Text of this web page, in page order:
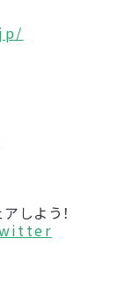
しよう！